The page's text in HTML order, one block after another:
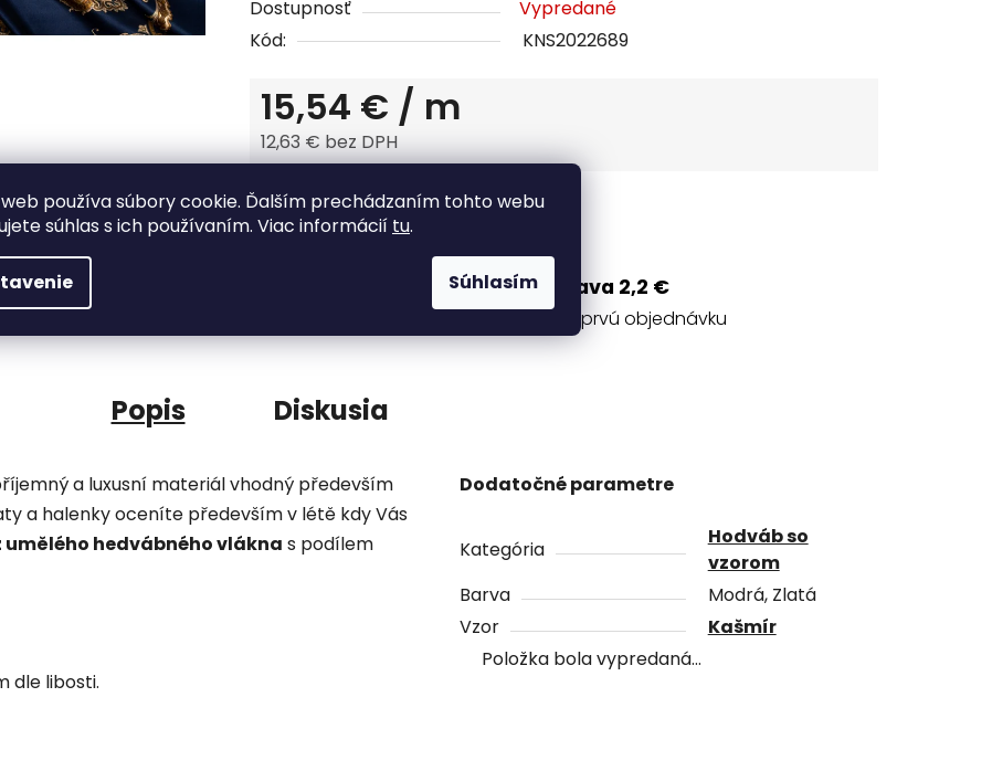
používa súbory cookie. Ďalším prechádzaním tohto webu
súhlas s ich používaním. Viac informácií tu.
Súhlasím
Dostupnosť
Vypredané
Kód:
KNS2022689
15,54 € / m
12,63 € bez DPH
Tlač
Opýtať sa Strážiť
Zľava 2,2 €
na prvú objednávku
Popis Diskusia
a luxusní materiál vhodný především
a halenky oceníte především v létě kdy Vás
umělého hedvábného vlákna s podílem
dle libosti.
Dodatočné parametre
Kategória
Hodváb so
vzorom
Barva
Modrá, Zlatá
Vzor
Kašmír
Položka bola vypredaná…